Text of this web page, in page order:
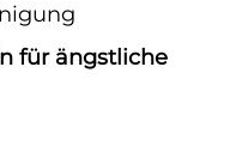
für ängstliche